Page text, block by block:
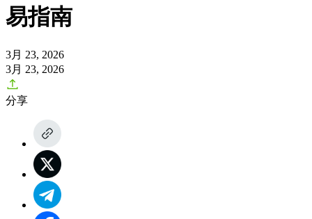
易指南
3月 23, 2026
3月 23, 2026
分享